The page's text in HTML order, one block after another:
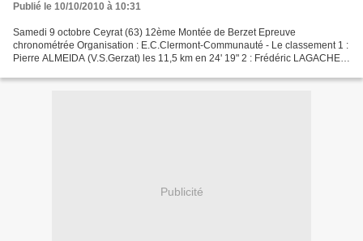
Publié le 10/10/2010 à 10:31
Samedi 9 octobre Ceyrat (63) 12ème Montée de Berzet Epreuve
chronométrée Organisation : E.C.Clermont-Communauté - Le classement 1 :
Pierre ALMEIDA (V.S.Gerzat) les 11,5 km en 24' 19" 2 : Frédéric LAGACHE
Publicité